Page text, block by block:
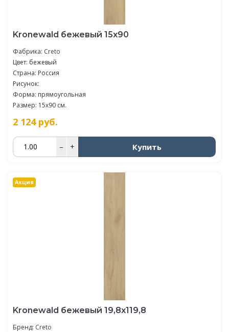
Kronewald бежевый 15х90
Фабрика: Creto
Цвет: бежевый
Страна: Россия
Рисунок:
Форма: прямоугольная
Размер: 15x90 см.
2 124руб.
– + Купить
Акция
Kronewald бежевый 19,8х119,8
Бренд: Creto